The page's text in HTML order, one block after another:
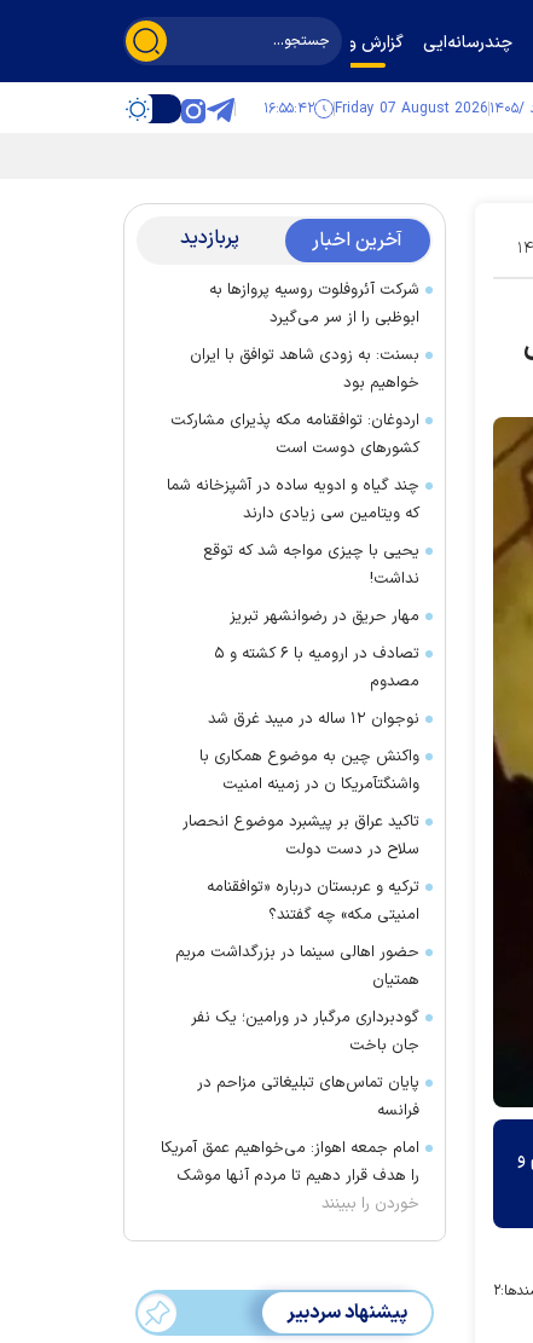
چندرسانه‌ایی گزارش و گفت‌وگو
Friday 07 August 2026 ۱۶:۵۵:۴۳
و
۲
آخرین اخبار پربازدید
شرکت آئروفلوت روسیه پرواز‌ها به
ابوظبی را از سر می‌گیرد
بسنت: به زودی شاهد توافق با ایران
خواهیم بود
اردوغان: توافقنامه مکه پذیرای مشارکت
کشور‌های دوست است
چند گیاه و ادویه ساده در آشپزخانه شما
که ویتامین سی زیادی دارند
یحیی با چیزی مواجه شد که توقع
نداشت!
مهار حریق در رضوانشهر تبریز
تصادف در ارومیه با ۶ کشته و ۵
مصدوم
نوجوان ۱۲ ساله در میبد غرق شد
واکنش چین به موضوع همکاری با
واشنگتآمریکا ن در زمینه امنیت
تاکید عراق بر پیشبرد موضوع انحصار
سلاح در دست دولت
ترکیه و عربستان درباره «توافقنامه
امنیتی مکه» چه گفتند؟
حضور اهالی سینما در بزرگداشت مریم
همتیان
گودبرداری مرگبار در ورامین؛ یک نفر
جان باخت
پایان تماس‌های تبلیغاتی مزاحم در
فرانسه
امام جمعه اهواز: می‌خواهیم عمق آمریکا
را هدف قرار دهیم تا مردم آنها موشک
خوردن را ببینند
پیشنهاد سردبیر